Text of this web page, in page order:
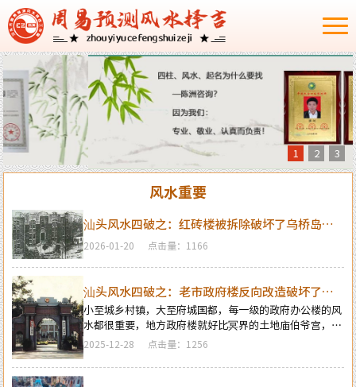
1 2 3
风水重要
汕头风水四破之：红砖楼被拆除破坏了乌桥岛龟
地风水格局
2026-01-20 点击量：1166
汕头风水四破之：老市政府楼反向改造破坏了水
局风水
小至城乡村镇，大至府城国都，每一级的政府办公楼的风
水都很重要，地方政府楼就好比冥界的土地庙伯爷宫，土
地爷管辖当地冥界的事，政府楼管辖地方阳间的百姓人
繁荣及财政的富足，更是为了配合建都建寨建城开埠起始
2025-12-28 点击量：1256